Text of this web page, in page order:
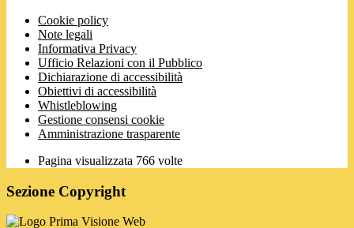
Cookie policy
Note legali
Informativa Privacy
Ufficio Relazioni con il Pubblico
Dichiarazione di accessibilità
Obiettivi di accessibilità
Whistleblowing
Gestione consensi cookie
Amministrazione trasparente
Pagina visualizzata 766 volte
Sezione Copyright